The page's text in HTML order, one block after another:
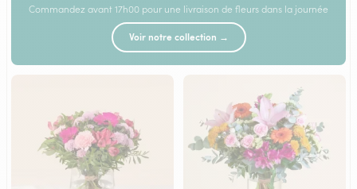
Commandez avant 17h00 pour une livraison de fleurs dans la journée
Voir notre collection →